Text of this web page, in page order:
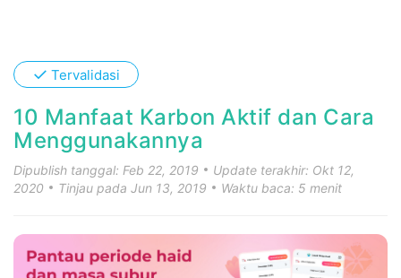
✓ Tervalidasi
10 Manfaat Karbon Aktif dan Cara
Menggunakannya
Dipublish tanggal: Feb 22, 2019
Update terakhir: Okt 12,
2020
Tinjau pada Jun 13, 2019 Waktu baca: 5 menit